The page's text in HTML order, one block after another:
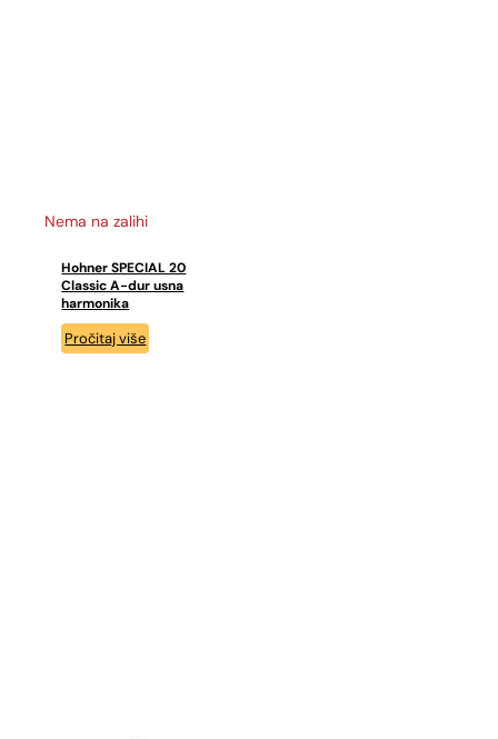
Nema na zalihi
Hohner SPECIAL 20
Classic A-dur usna
harmonika
Pročitaj više